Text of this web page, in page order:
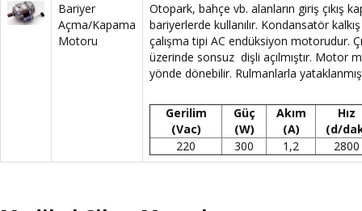
Bariyer
Açma/Kapama
Motoru
Otopark, bahçe vb. alanların giriş çıkış
bariyerlerde kullanılır. Kondansatör
çalışma tipi AC endüksiyon motorudur.
üzerinde sonsuz dişli açılmıştır. Motor
yönde dönebilir. Rulmanlarla
Gerilim
(Vac)
Güç
(W)
Akım
(A)
Hız
(d/
220
300 1,2 2800